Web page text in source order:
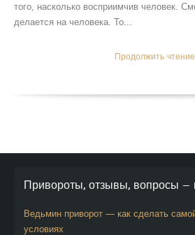
того, насколько восприимчив человек.
делается на человека. То...
Продолжить
Привороты, отзывы, вопросы —
Ведьмин приворот — как сделать
условиях